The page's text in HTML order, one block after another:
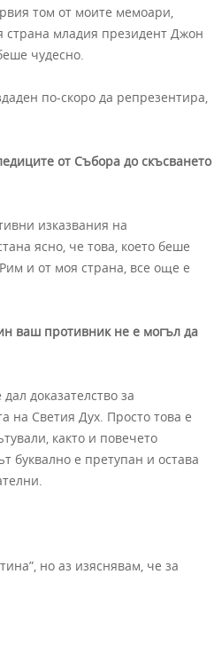
том от моите мемоари,
страна младия президент Джон
чудесно.
по-скоро да репрезентира,
от Събора до скъсването
изказвания на
ясно, че това, което беше
и от моя страна, все още е
ваш противник не е могъл да
доказателство за
на Светия Дух. Просто това е
както и повечето
буквално е претупан и остава
но аз изяснявам, че за